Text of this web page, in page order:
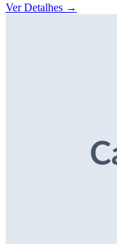
Ver Detalhes →